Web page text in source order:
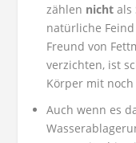
zählen nicht als
natürliche
Freund von
verzichten, ist
Körper mit
Auch wenn es